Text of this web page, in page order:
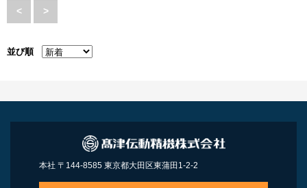
< >
並び順
本社 〒144-8585 東京都大田区東蒲田1-2-2